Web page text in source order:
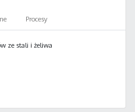
Procesy
ze stali i żeliwa